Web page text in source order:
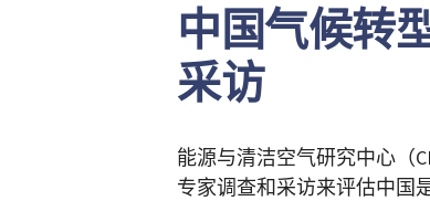
中国气候转
采访
能源与清洁空气研究中心（
专家调查和采访来评估中国